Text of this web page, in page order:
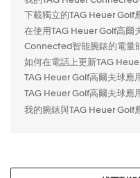
下載獨立的TAG Heuer Golf
在使用TAG Heuer Golf高爾
Connected智能腕錶的電量
如何在電話上更新TAG
TAG Heuer Golf高爾夫球應
TAG Heuer Golf高爾夫球應
我的腕錶與TAG Heuer Golf